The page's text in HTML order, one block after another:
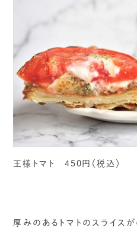
王様トマト 450円（税込）
厚みのあるトマトのスライス